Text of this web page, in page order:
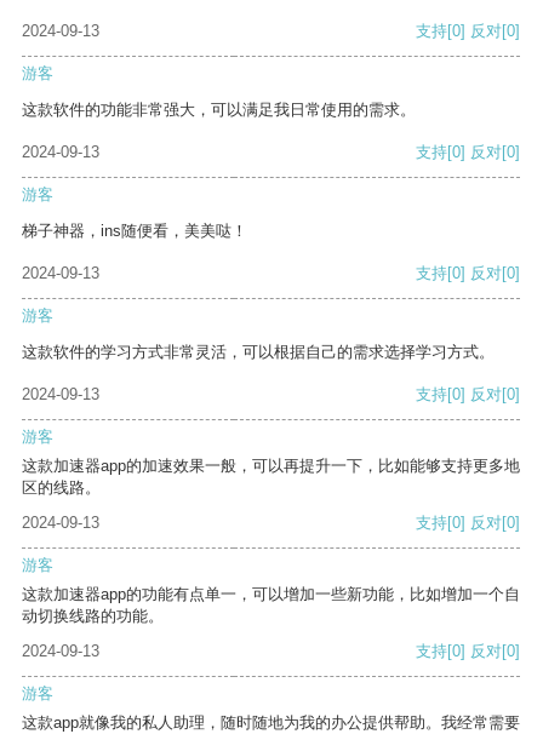
2024-09-13 支持[0] 反对[0]
游客
这款软件的功能非常强大，可以满足我日常使用的需求。
2024-09-13 支持[0] 反对[0]
游客
梯子神器，ins随便看，美美哒！
2024-09-13 支持[0] 反对[0]
游客
这款软件的学习方式非常灵活，可以根据自己的需求选择学习方式。
2024-09-13 支持[0] 反对[0]
游客
这款加速器app的加速效果一般，可以再提升一下，比如能够支持更多地
区的线路。
2024-09-13
支持[0] 反对[0]
游客
这款加速器app的功能有点单一，可以增加一些新功能，比如增加一个自
动切换线路的功能。
2024-09-13
支持[0] 反对[0]
游客
这款app就像我的私人助理，随时随地为我的办公提供帮助。我经常需要